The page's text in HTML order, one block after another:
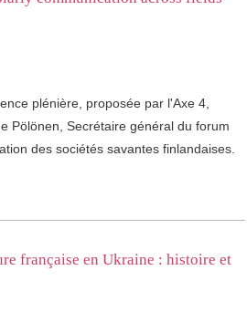
plénière, proposée par l'Axe 4,
Pölönen, Secrétaire général du forum
des sociétés savantes finlandaises.
française en Ukraine : histoire et